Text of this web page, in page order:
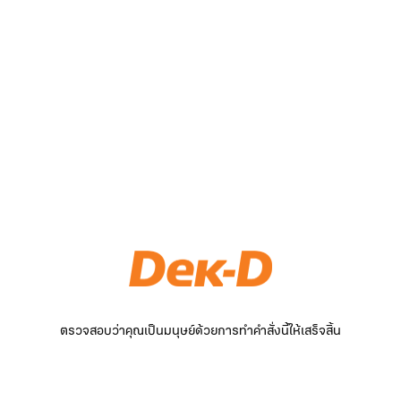
ตรวจสอบว่าคุณเป็นมนุษย์ด้วยการทำคำสั่งนี้ให้เสร็จสิ้น